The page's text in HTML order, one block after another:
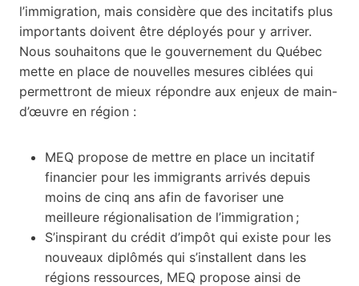
l’immigration, mais considère que des incitatifs plus
importants doivent être déployés pour y arriver.
Nous souhaitons que le gouvernement du Québec
mette en place de nouvelles mesures ciblées qui
permettront de mieux répondre aux enjeux de main-
d’œuvre en région :
MEQ propose de mettre en place un incitatif
financier pour les immigrants arrivés depuis
moins de cinq ans afin de favoriser une
meilleure régionalisation de l’immigration ;
S’inspirant du crédit d’impôt qui existe pour les
nouveaux diplômés qui s’installent dans les
régions ressources, MEQ propose ainsi de